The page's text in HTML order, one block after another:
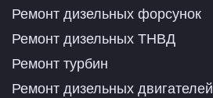
Ремонт дизельных форсунок
Ремонт дизельных ТНВД
Ремонт турбин
Ремонт дизельных двигателей